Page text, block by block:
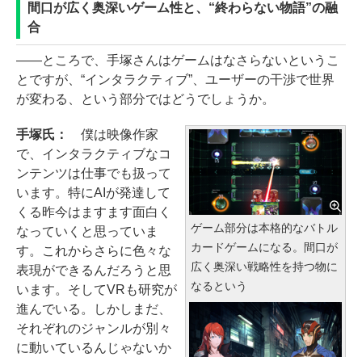
間口が広く奥深いゲーム性と、“終わらない物語”の融
合
――ところで、手塚さんはゲームはなさらないというこ
とですが、“インタラクティブ”、ユーザーの干渉で世界
が変わる、という部分ではどうでしょうか。
ゲーム部分は本格的なバトル
カードゲームになる。間口が
広く奥深い戦略性を持つ物に
なるという
手塚氏：
僕は映像作家
で、インタラクティブなコ
ンテンツは仕事でも扱って
います。特にAIが発達して
くる昨今はますます面白く
なっていくと思っていま
す。これからさらに色々な
表現ができるんだろうと思
います。そしてVRも研究が
進んでいる。しかしまだ、
それぞれのジャンルが別々
に動いているんじゃないか